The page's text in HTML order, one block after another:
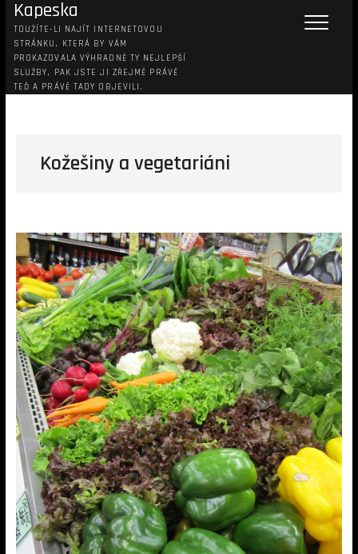
Kapeska
TOUŽÍTE-LI NAJÍT INTERNETOVOU
STRÁNKU, KTERÁ BY VÁM
PROKAZOVALA VÝHRADNĚ TY NEJLEPŠÍ
SLUŽBY, PAK JSTE JI ZŘEJMĚ PRÁVĚ
TEĎ A PRÁVĚ TADY OBJEVILI.
Kožešiny a vegetariáni